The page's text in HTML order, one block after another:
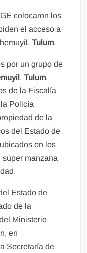
colocaron los
el acceso a
Tulum.
por un grupo de
,Tulum,
de la Fiscalía
Policía
de la
del Estado de
en los
súper manzana
Estado de
de la
Ministerio
en
Secretaría de